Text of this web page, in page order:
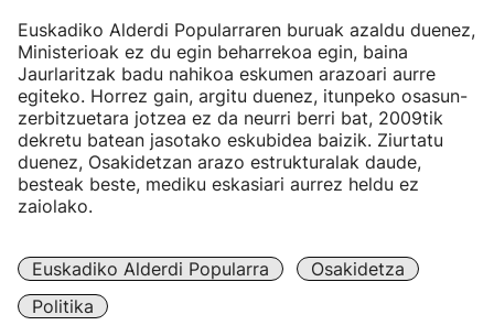
Euskadiko Alderdi Popularraren buruak azaldu duenez,
Ministerioak ez du egin beharrekoa egin, baina
Jaurlaritzak badu nahikoa eskumen arazoari aurre
egiteko. Horrez gain, argitu duenez, itunpeko osasun-
zerbitzuetara jotzea ez da neurri berri bat, 2009tik
dekretu batean jasotako eskubidea baizik. Ziurtatu
duenez, Osakidetzan arazo estrukturalak daude,
besteak beste, mediku eskasiari aurrez heldu ez
zaiolako.
Euskadiko Alderdi Popularra
Osakidetza
Politika